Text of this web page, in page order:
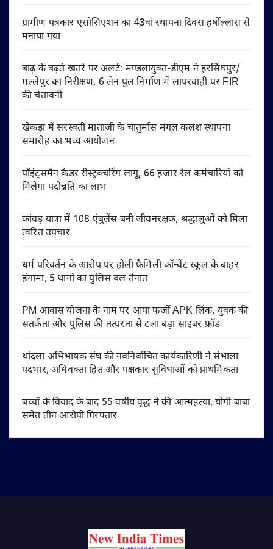
ग्रामीण पत्रकार एसोसिएशन का 43वां स्थापना दिवस हर्षोल्लास से
मनाया गया
बाढ़ के बढ़ते खतरे पर अलर्ट: मण्डलायुक्त-डीएम ने हरसिंघपुर/
मल्लेपुर का निरीक्षण, 6 लेन पुल निर्माण में लापरवाही पर FIR
की चेतावनी
खेकड़ा में सरस्वती माताजी के चातुर्मास मंगल कलश स्थापना
समारोह का भव्य आयोजन
पॉइंट्समैन कैडर रीस्ट्रक्चरिंग लागू, 66 हजार रेल कर्मचारियों को
मिलेगा पदोन्नति का लाभ
कांवड़ यात्रा में 108 एंबुलेंस बनी जीवनरक्षक, श्रद्धालुओं को मिला
त्वरित उपचार
धर्म परिवर्तन के आरोप पर होली फैमिली कॉन्वेंट स्कूल के बाहर
हंगामा, 5 थानों का पुलिस बल तैनात
PM आवास योजना के नाम पर आया फर्जी APK लिंक, युवक की
सतर्कता और पुलिस की तत्परता से टला बड़ा साइबर फ्रॉड
थांदला अभिभाषक संघ की नवनिर्वाचित कार्यकारिणी ने संभाला
पदभार, अधिवक्ता हित और पक्षकार सुविधाओं को प्राथमिकता
बच्चों के विवाद के बाद 55 वर्षीय वृद्ध ने की आत्महत्या, योगी बाबा
समेत तीन आरोपी गिरफ्तार